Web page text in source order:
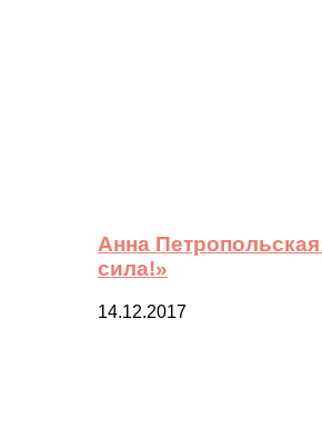
Анна
сила!»
14.12.2017